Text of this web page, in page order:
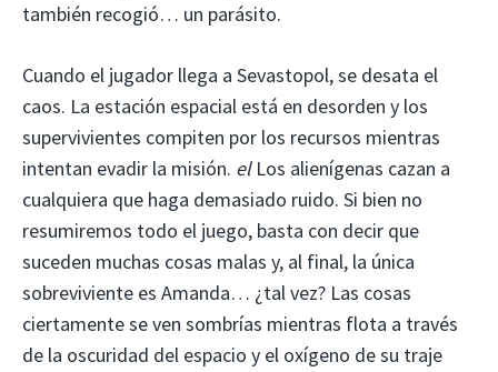
también recogió… un parásito.
Cuando el jugador llega a Sevastopol, se desata el
caos. La estación espacial está en desorden y los
supervivientes compiten por los recursos mientras
intentan evadir la misión. el Los alienígenas cazan a
cualquiera que haga demasiado ruido. Si bien no
resumiremos todo el juego, basta con decir que
suceden muchas cosas malas y, al final, la única
sobreviviente es Amanda… ¿tal vez? Las cosas
ciertamente se ven sombrías mientras flota a través
de la oscuridad del espacio y el oxígeno de su traje